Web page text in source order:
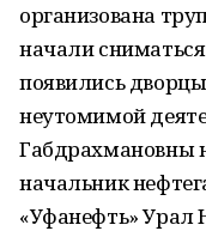
организована
начали
появились
неутомимой
Габдрахмановны
начальник
«Уфанефть» Урал